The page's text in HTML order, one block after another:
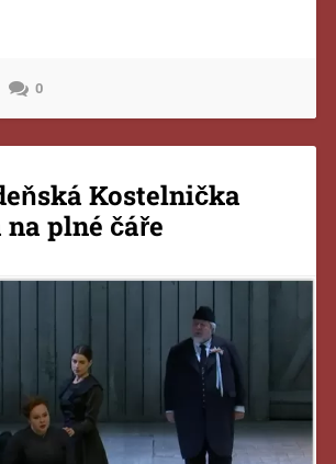
0
Kostelnička
plné čáře